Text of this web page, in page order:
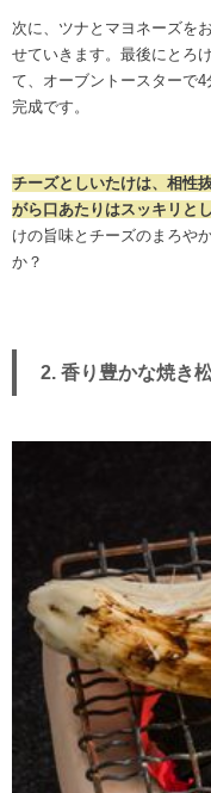
次に、ツナとマヨネーズを
せていきます。最後にとろ
て、オーブントースターで
完成です。
チーズとしいたけは、相性
がら口あたりはスッキリと
けの旨味とチーズのまろや
か？
2. 香り豊かな焼き